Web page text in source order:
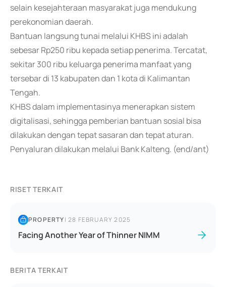
selain kesejahteraan masyarakat juga mendukung
perekonomian daerah.
Bantuan langsung tunai melalui KHBS ini adalah
sebesar Rp250 ribu kepada setiap penerima. Tercatat,
sekitar 300 ribu keluarga penerima manfaat yang
tersebar di 13 kabupaten dan 1 kota di Kalimantan
Tengah.
KHBS dalam implementasinya menerapkan sistem
digitalisasi, sehingga pemberian bantuan sosial bisa
dilakukan dengan tepat sasaran dan tepat aturan.
Penyaluran dilakukan melalui Bank Kalteng. (end/ant)
RISET TERKAIT
PROPERTY|28 FEBRUARY 2025
Facing Another Year of Thinner NIMM
BERITA TERKAIT